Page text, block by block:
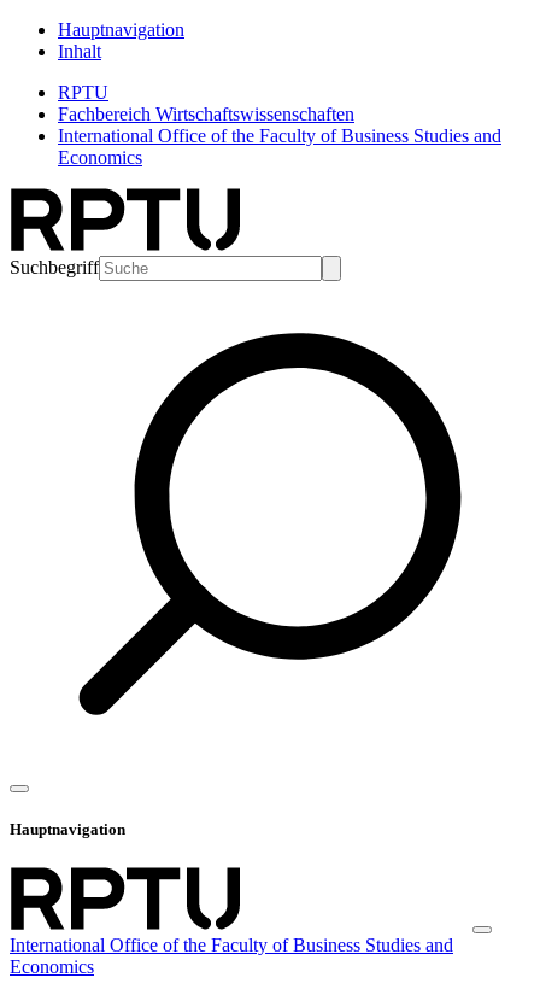
Hauptnavigation
Inhalt
RPTU
Fachbereich Wirtschaftswissenschaften
International Office of the Faculty of Business Studies and
Economics
Suchbegriff
Hauptnavigation
International Office of the Faculty of Business Studies and
Economics